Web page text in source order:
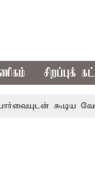
சிறப்புக்
கூடிய வேளாண்